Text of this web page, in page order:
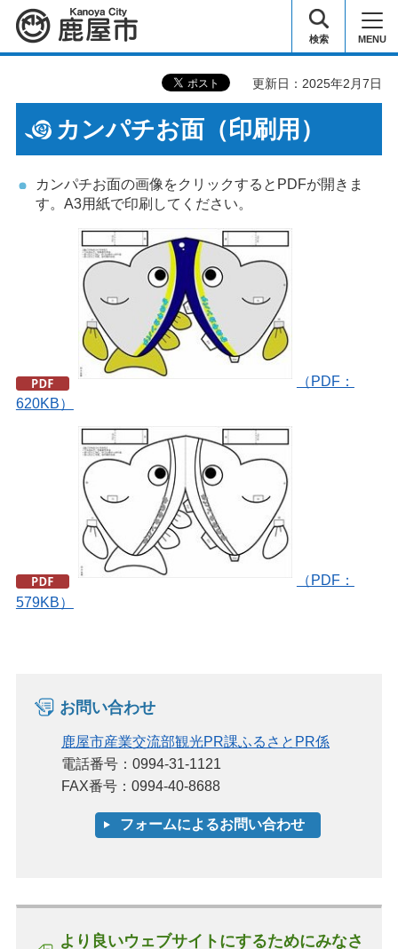
鹿屋市 検索 MENU
更新日：2025年2月7日
カンパチお面（印刷用）
カンパチお面の画像をクリックするとPDFが開きま
す。A3用紙で印刷してください。
（PDF：
620KB）
（PDF：
579KB）
お問い合わせ
鹿屋市産業交流部観光PR課ふるさとPR係
電話番号：0994-31-1121
FAX番号：0994-40-8688
より良いウェブサイトにするためにみなさ